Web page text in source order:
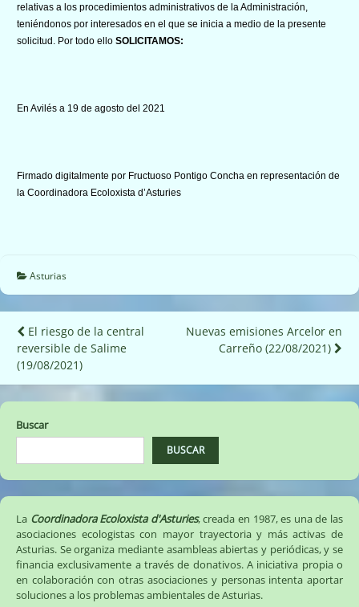
relativas a los procedimientos administrativos de la Administración,
teniéndonos por interesados en el que se inicia a medio de la presente
solicitud. Por todo ello SOLICITAMOS:
En Avilés a 19 de agosto del 2021
Firmado digitalmente por Fructuoso Pontigo Concha en representación de
la Coordinadora Ecoloxista d’Asturies
Asturias
Navegación
de
entradas
El riesgo de la central
reversible de Salime
(19/08/2021)
Nuevas emisiones Arcelor en
Carreño (22/08/2021)
Buscar
BUSCAR
La Coordinadora Ecoloxista d'Asturies, creada en 1987, es una de las
asociaciones ecologistas con mayor trayectoria y más activas de
Asturias. Se organiza mediante asambleas abiertas y periódicas, y se
financia exclusivamente a través de donativos. A iniciativa propia o
en colaboración con otras asociaciones y personas intenta aportar
soluciones a los problemas ambientales de Asturias.